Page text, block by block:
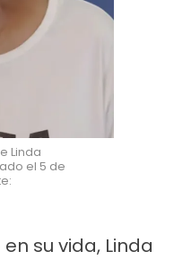
Linda
el 5 de
su vida, Linda